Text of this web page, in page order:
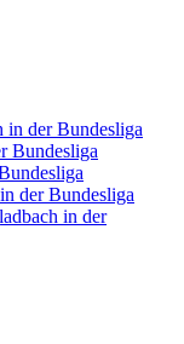
in der Bundesliga
Bundesliga
der Bundesliga
in der